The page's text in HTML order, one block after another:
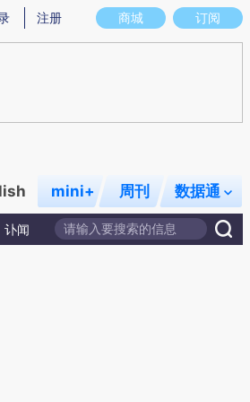
意图存在偏差。不代表财新观点和立场。推荐点
商城 订阅
注册
mini+ 周刊 数据通
讣闻